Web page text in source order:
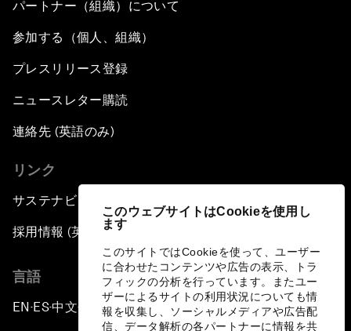
このウェブサイトはCookieを使用し
ます
このサイトではCookieを使って、ユーザー
に合わせたコンテンツや広告の表示、トラ
フィックの分析を行っています。またユー
ザーによるサイトの利用状況についても情
報を収集し、ソーシャルメディアや広告配
信、データ解析の各パートナーに情報を共
パートナー（組織）について
参加する（個人、組織）
プレスリリース登録
ニュースレター購読
連絡先 (英語のみ)
リンク
サステナビリティへの取り組み
採用情報 (英語のみ)
言語
EN ▪ ES▪中文▪ 日本語